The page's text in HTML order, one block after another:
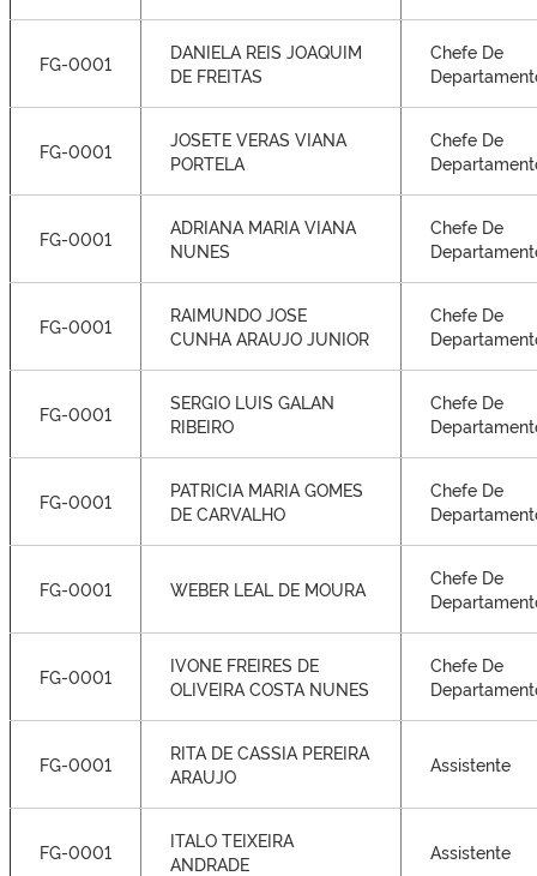
FG-0001
DANIELA REIS JOAQUIM
DE FREITAS
Chefe De
FG-0001
JOSETE VERAS VIANA
PORTELA
Chefe De
FG-0001
ADRIANA MARIA VIANA
NUNES
Chefe De
FG-0001
RAIMUNDO JOSE
CUNHA ARAUJO JUNIOR
Chefe De
FG-0001
SERGIO LUIS GALAN
RIBEIRO
Chefe De
FG-0001
PATRICIA MARIA GOMES
DE CARVALHO
Chefe De
FG-0001 WEBER LEAL DE MOURA
Chefe De
FG-0001
IVONE FREIRES DE
OLIVEIRA COSTA NUNES
Chefe De
FG-0001
RITA DE CASSIA PEREIRA
ARAUJO
Assistente
FG-0001
ITALO TEIXEIRA
ANDRADE
Assistente